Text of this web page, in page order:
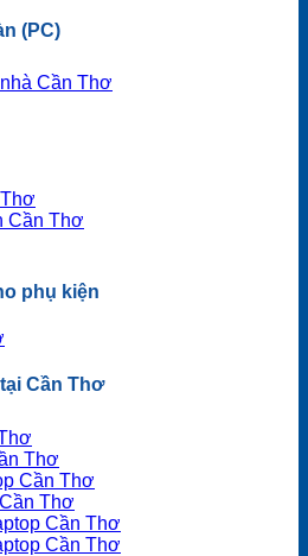
(PC)
Cần Thơ
Cần Thơ
phụ kiện
Cần Thơ
Thơ
Cần Thơ
Thơ
Cần Thơ
Cần Thơ